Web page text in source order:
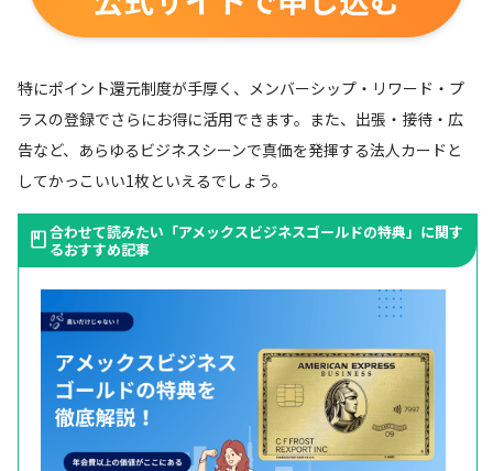
特にポイント還元制度が手厚く、メンバーシップ・リワード・プ
ラスの登録でさらにお得に活用できます。また、出張・接待・広
告など、あらゆるビジネスシーンで真価を発揮する法人カードと
してかっこいい1枚といえるでしょう。
合わせて読みたい「アメックスビジネスゴールドの特典」に関す
るおすすめ記事